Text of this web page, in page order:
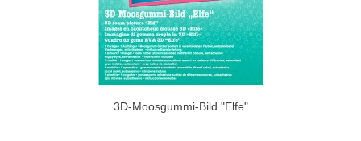
3D-Moosgummi-Bild "Elfe"